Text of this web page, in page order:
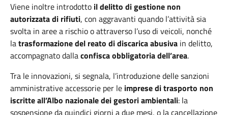
Viene inoltre introdotto il delitto digestione non
autorizzata di rifiuti, con aggravanti quando l’attività sia
svolta in aree a rischio o attraverso l’uso di veicoli, nonché
latrasformazione del reato di discarica abusiva in delitto,
accompagnato dallaconfisca obbligatoria dell’area.
Tra le innovazioni, si segnala, l’introduzione delle sanzioni
amministrative accessorie per le imprese di trasporto non
iscritte all’Albo nazionale dei gestori ambientali: la
sospensione da quindici giorni a due mesi, o la cancellazione